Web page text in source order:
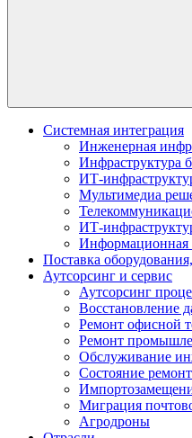
Системная интеграция
Инженерная
Инфраструктура
ИТ-
Мультимедиа
ИТ-
Информационная
Поставка
Аутсорсинг и сервис
Аутсорсинг
Восстановление
Ремонт офисной
Ремонт
Обслуживание
Состояние
Миграция
Агродроны